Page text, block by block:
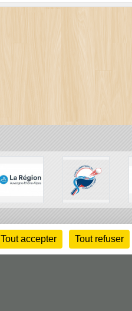
Tout accepter Tout refuser